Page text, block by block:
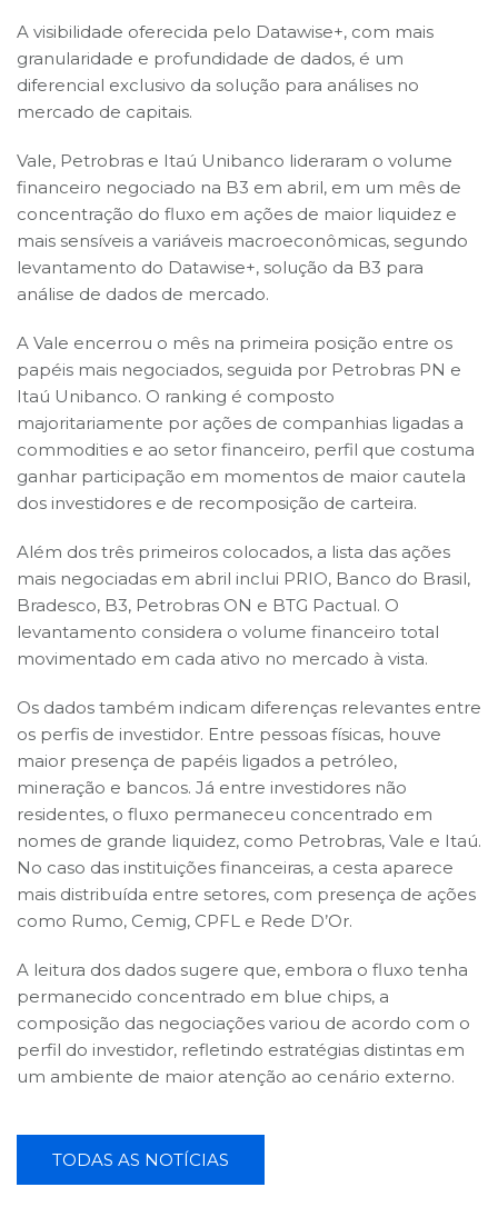
A visibilidade oferecida pelo Datawise+, com mais
granularidade e profundidade de dados, é um
diferencial exclusivo da solução para análises no
mercado de capitais.
Vale, Petrobras e Itaú Unibanco lideraram o volume
financeiro negociado na B3 em abril, em um mês de
concentração do fluxo em ações de maior liquidez e
mais sensíveis a variáveis macroeconômicas, segundo
levantamento do Datawise+, solução da B3 para
análise de dados de mercado.
A Vale encerrou o mês na primeira posição entre os
papéis mais negociados, seguida por Petrobras PN e
Itaú Unibanco. O ranking é composto
majoritariamente por ações de companhias ligadas a
commodities e ao setor financeiro, perfil que costuma
ganhar participação em momentos de maior cautela
dos investidores e de recomposição de carteira.
Além dos três primeiros colocados, a lista das ações
mais negociadas em abril inclui PRIO, Banco do Brasil,
Bradesco, B3, Petrobras ON e BTG Pactual. O
levantamento considera o volume financeiro total
movimentado em cada ativo no mercado à vista.
Os dados também indicam diferenças relevantes entre
os perfis de investidor. Entre pessoas físicas, houve
maior presença de papéis ligados a petróleo,
mineração e bancos. Já entre investidores não
residentes, o fluxo permaneceu concentrado em
nomes de grande liquidez, como Petrobras, Vale e Itaú.
No caso das instituições financeiras, a cesta aparece
mais distribuída entre setores, com presença de ações
como Rumo, Cemig, CPFL e Rede D’Or.
A leitura dos dados sugere que, embora o fluxo tenha
permanecido concentrado em blue chips, a
composição das negociações variou de acordo com o
perfil do investidor, refletindo estratégias distintas em
um ambiente de maior atenção ao cenário externo.
TODAS AS NOTÍCIAS